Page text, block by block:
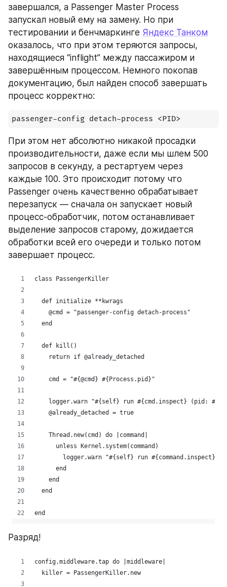
завершался, а Passenger Master Process
запускал новый ему на замену. Но при
тестировании и бенчмаркинге Яндекс Танком
оказалось, что при этом теряются запросы,
находящиеся “inflight” между пассажиром и
завершённым процессом. Немного покопав
документацию, был найден способ завершать
процесс корректно:
passenger-config detach-process <PID>
При этом нет абсолютно никакой просадки
производительности, даже если мы шлем 500
запросов в секунду, а рестартуем через
каждые 100. Это происходит потому что
Passenger очень качественно обрабатывает
перезапуск — сначала он запускает новый
процесс-обработчик, потом останавливает
выделение запросов старому, дожидается
обработки всей его очереди и только потом
завершает процесс.
Разряд!